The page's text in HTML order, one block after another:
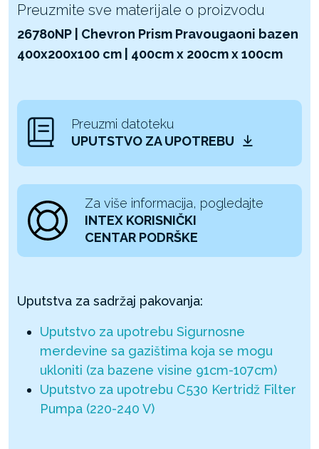
Preuzmite sve materijale o proizvodu
26780NP | Chevron Prism Pravougaoni bazen
400x200x100 cm | 400cm x 200cm x 100cm
Preuzmi datoteku
UPUTSTVO ZA UPOTREBU
Za više informacija, pogledajte
INTEX KORISNIČKI
CENTAR PODRŠKE
Uputstva za sadržaj pakovanja:
Uputstvo za upotrebu Sigurnosne
merdevine sa gazištima koja se mogu
ukloniti (za bazene visine 91cm-107cm)
Uputstvo za upotrebu C530 Kertridž Filter
Pumpa (220-240 V)